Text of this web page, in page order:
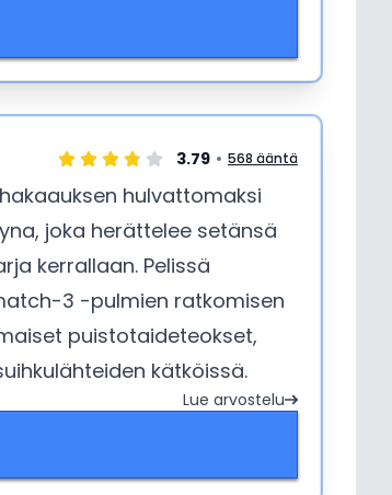
3.79 568 ääntä
hulvattomaksi
joka herättelee setänsä
kerrallaan. Pelissä
3 -pulmien ratkomisen
puistotaideteokset,
kätköissä.
pulmapeliä, osa
syötti.
Lue arvostelu